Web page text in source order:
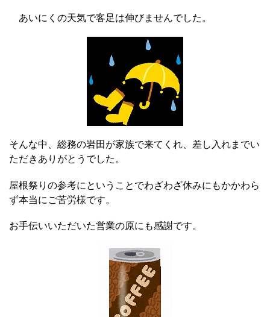
あいにくの天気で客足は伸びませんでした。
そんな中、総務の岩田が家族で来てくれ、差し入れまでい
ただきありがとうでした。
屋根祭りの参考にということでわざわざ休みにもかかわら
ず本当にご苦労様です。
お手伝いいただいた営業の原にも感謝です。